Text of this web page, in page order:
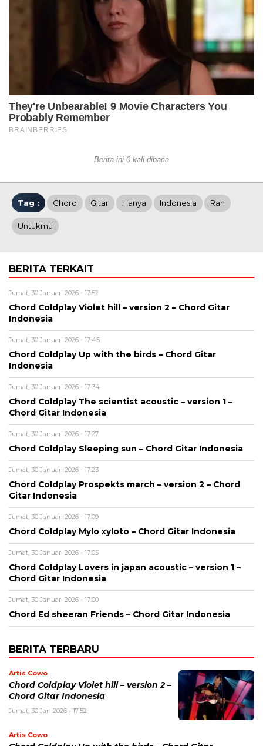
Berita ini 0 kali dibaca
Tag : Chord Gitar Hanya Indonesia Ran
Untukmu
BERITA TERKAIT
Jumat, 30 Januari 2026 - 17:52
Chord Coldplay Violet hill – version 2 – Chord Gitar
Indonesia
Jumat, 30 Januari 2026 - 17:45
Chord Coldplay Up with the birds – Chord Gitar
Indonesia
Jumat, 30 Januari 2026 - 17:34
Chord Coldplay The scientist acoustic – version 1 –
Chord Gitar Indonesia
Jumat, 30 Januari 2026 - 17:27
Chord Coldplay Sleeping sun – Chord Gitar Indonesia
Jumat, 30 Januari 2026 - 17:23
Chord Coldplay Prospekts march – version 2 – Chord
Gitar Indonesia
Jumat, 30 Januari 2026 - 17:09
Chord Coldplay Mylo xyloto – Chord Gitar Indonesia
Jumat, 30 Januari 2026 - 17:05
Chord Coldplay Lovers in japan acoustic – version 1 –
Chord Gitar Indonesia
Jumat, 30 Januari 2026 - 17:00
Chord Ed sheeran Friends – Chord Gitar Indonesia
BERITA TERBARU
Artis Cowo
Chord Coldplay Violet hill – version 2 –
Chord Gitar Indonesia
Jumat, 30 Jan 2026 - 17:52
Artis Cowo